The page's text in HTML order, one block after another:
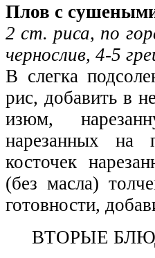
Плов с
2 ст. риса, по
чернослив, 4-5
В слегка
рис, добавить в
изюм,
нарезанных на
косточек
(без масла)
готовности,
ВТОРЫЕ